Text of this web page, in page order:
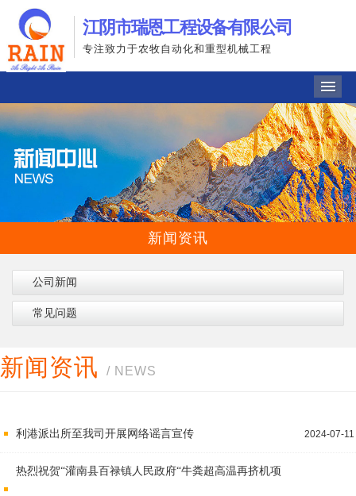
江阴市瑞恩工程设备有限公司
专注致力于农牧自动化和重型机械工程
新闻资讯
公司新闻
常见问题
新闻资讯 / NEWS
利港派出所至我司开展网络谣言宣传 2024-07-11
热烈祝贺“灌南县百禄镇人民政府“牛粪超高温再挤机项